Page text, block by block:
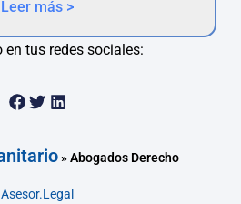
Leer más >
tus redes sociales:
»Abogados Derecho
Asesor.Legal